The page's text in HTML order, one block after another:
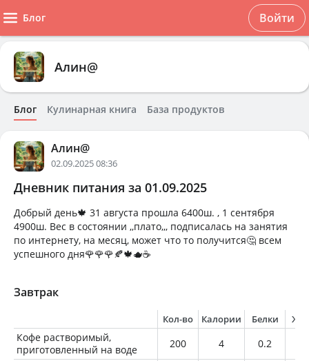
Блог Войти
Алин@
Блог Кулинарная книга База продуктов
Алин@
02.09.2025 08:36
Дневник питания за 01.09.2025
Добрый день🍁 31 августа прошла 6400ш. , 1 сентября
4900ш. Вес в состоянии ,,плато,,, подписалась на занятия
по интернету, на месяц, может что то получится🤔 всем
успешного дня🌹🌹🌹🍂🍁🫖☕️
Завтрак
Кол-во Калории Белки
Кофе растворимый,
приготовленный на воде
200 4 0.2